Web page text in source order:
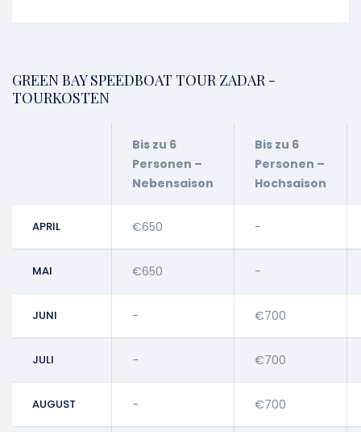
GREEN BAY SPEEDBOAT TOUR ZADAR -
TOURKOSTEN
Bis zu 6
Personen –
Nebensaison
Bis zu 6
Personen –
Hochsaison
APRIL €650 -
MAI €650 -
JUNI - €700
JULI - €700
AUGUST - €700